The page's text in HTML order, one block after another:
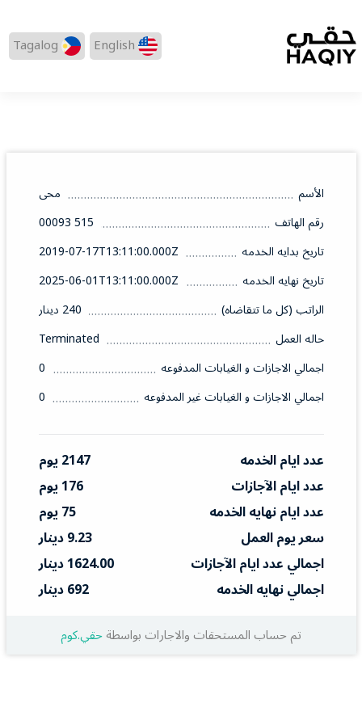
English
Tagalog
الأسم
محى
رقم الهاتف
515 00093
تاريخ بدايه الخدمه
2019-07-17T13:11:00.000Z
تاريخ نهايه الخدمه
2025-06-01T13:11:00.000Z
الراتب (كل ما تتقاضاه)
240 دينار
حاله العمل
Terminated
اجمالي الاجازات و الغيابات المدفوعه
0
اجمالي الاجازات و الغيابات غير المدفوعه
0
عدد ايام الخدمه
2147 يوم
عدد ايام الآجازات
176 يوم
عدد ايام نهايه الخدمه
75 يوم
سعر يوم العمل
9.23 دينار
اجمالي عدد ايام الآجازات
1624.00 دينار
اجمالي نهايه الخدمه
692 دينار
تم حساب المستحقات والاجارات بواسطةحقي.كوم